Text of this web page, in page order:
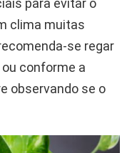
para evitar o
clima muitas
se regar
conforme a
observando se o